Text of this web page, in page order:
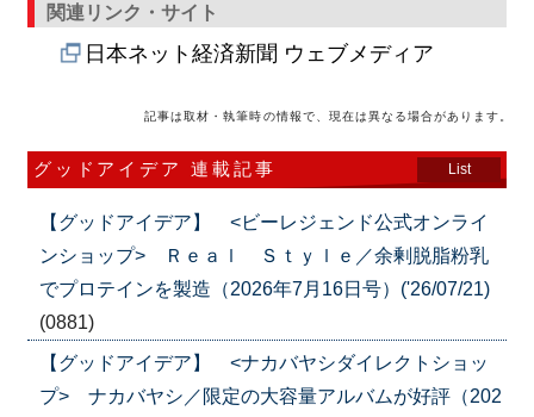
関連リンク・サイト
日本ネット経済新聞 ウェブメディア
記事は取材・執筆時の情報で、現在は異なる場合があります。
グッドアイデア 連載記事 List
【グッドアイデア】 <ビーレジェンド公式オンライ
ンショップ> Ｒｅａｌ Ｓｔｙｌｅ／余剰脱脂粉乳
でプロテインを製造（2026年7月16日号）('26/07/21)
(0881)
【グッドアイデア】 <ナカバヤシダイレクトショッ
プ> ナカバヤシ／限定の大容量アルバムが好評（202